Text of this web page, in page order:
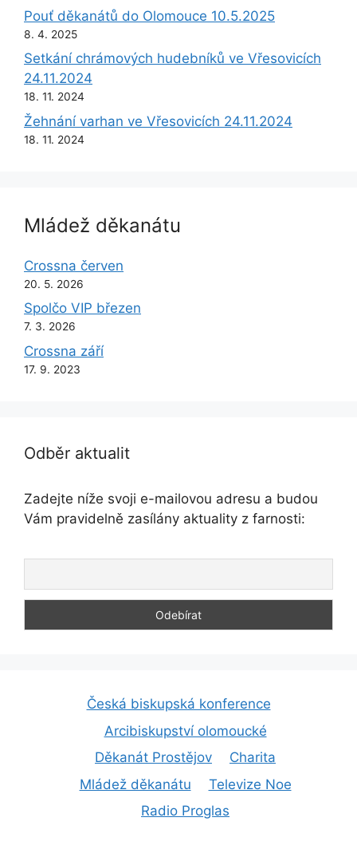
Pouť děkanátů do Olomouce 10.5.2025
8. 4. 2025
Setkání chrámových hudebníků ve Vřesovicích
24.11.2024
18. 11. 2024
Žehnání varhan ve Vřesovicích 24.11.2024
18. 11. 2024
Mládež děkanátu
Crossna červen
20. 5. 2026
Spolčo VIP březen
7. 3. 2026
Crossna září
17. 9. 2023
Odběr aktualit
Zadejte níže svoji e-mailovou adresu a budou
Vám pravidelně zasílány aktuality z farnosti:
Česká biskupská konference
Arcibiskupství olomoucké
Děkanát Prostějov
Charita
Mládež děkanátu
Televize Noe
Radio Proglas